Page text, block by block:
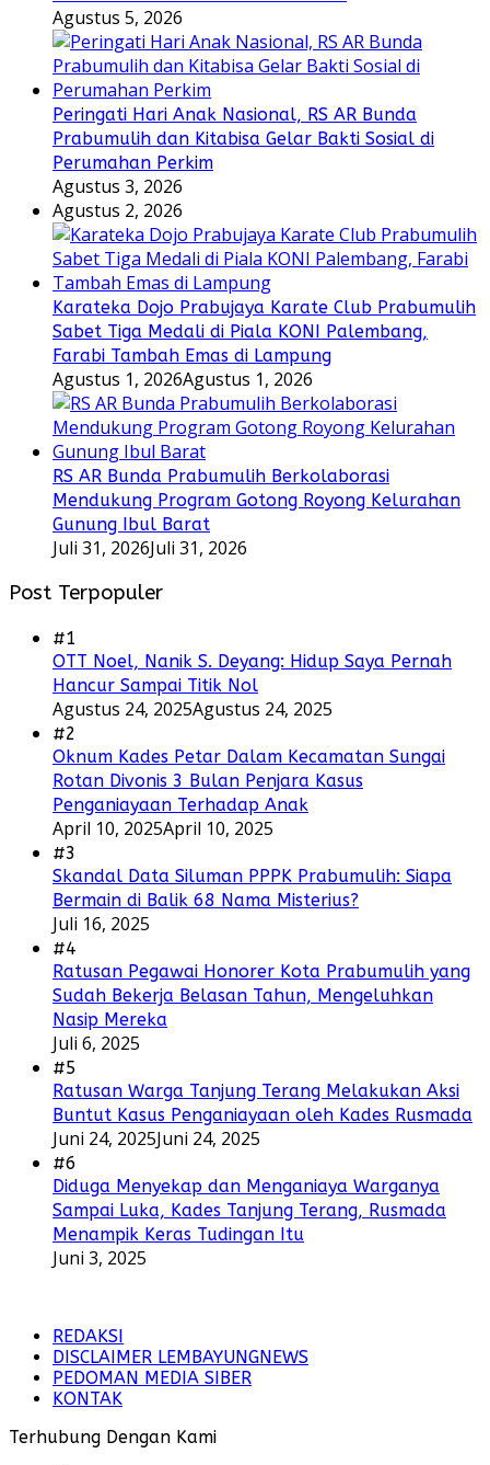
Agustus 5, 2026
Peringati Hari Anak Nasional, RS AR Bunda
Prabumulih dan Kitabisa Gelar Bakti Sosial di
Perumahan Perkim
Agustus 3, 2026
Agustus 2, 2026
Karateka Dojo Prabujaya Karate Club Prabumulih
Sabet Tiga Medali di Piala KONI Palembang,
Farabi Tambah Emas di Lampung
Agustus 1, 2026Agustus 1, 2026
RS AR Bunda Prabumulih Berkolaborasi
Mendukung Program Gotong Royong Kelurahan
Gunung Ibul Barat
Juli 31, 2026Juli 31, 2026
Post Terpopuler
#1
OTT Noel, Nanik S. Deyang: Hidup Saya Pernah
Hancur Sampai Titik Nol
Agustus 24, 2025Agustus 24, 2025
#2
Oknum Kades Petar Dalam Kecamatan Sungai
Rotan Divonis 3 Bulan Penjara Kasus
Penganiayaan Terhadap Anak
April 10, 2025April 10, 2025
#3
Skandal Data Siluman PPPK Prabumulih: Siapa
Bermain di Balik 68 Nama Misterius?
Juli 16, 2025
#4
Ratusan Pegawai Honorer Kota Prabumulih yang
Sudah Bekerja Belasan Tahun, Mengeluhkan
Nasip Mereka
Juli 6, 2025
#5
Ratusan Warga Tanjung Terang Melakukan Aksi
Buntut Kasus Penganiayaan oleh Kades Rusmada
Juni 24, 2025Juni 24, 2025
#6
Diduga Menyekap dan Menganiaya Warganya
Sampai Luka, Kades Tanjung Terang, Rusmada
Menampik Keras Tudingan Itu
Juni 3, 2025
REDAKSI
DISCLAIMER LEMBAYUNGNEWS
PEDOMAN MEDIA SIBER
KONTAK
Terhubung Dengan Kami